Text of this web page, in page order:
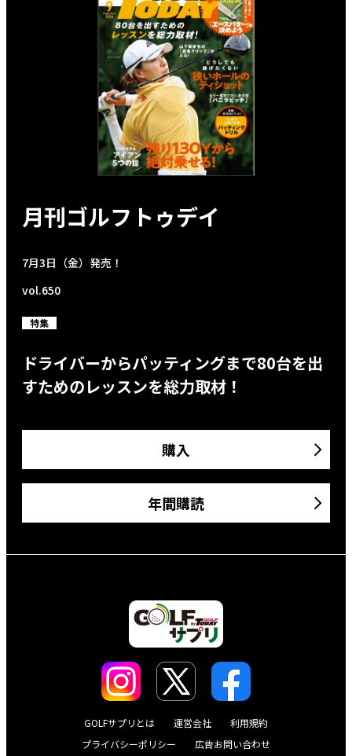
月刊ゴルフトゥデイ
7月3日（金）発売！
vol.650
特集
ドライバーからパッティングまで80台を出
すためのレッスンを総力取材！
購入
年間購読
GOLFサプリとは 運営会社
利用規約
プライバシーポリシー
広告お問い合わせ